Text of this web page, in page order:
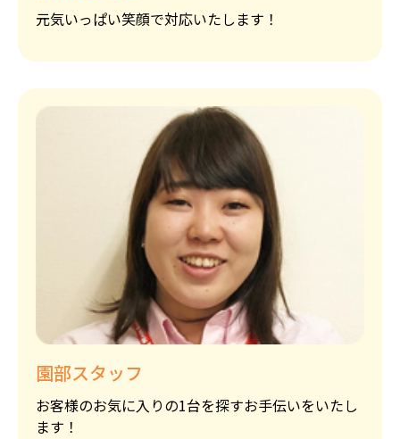
元気いっぱい笑顔で対応いたします！
園部スタッフ
お客様のお気に入りの1台を探すお手伝いをいたし
ます！